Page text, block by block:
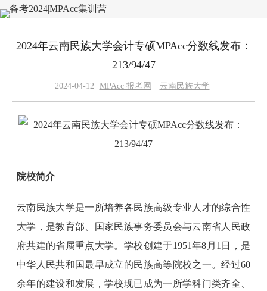
2024年云南民族大学会计专硕MPAcc分数线发布：
213/94/47
2024-04-12 MPAcc 报考网 云南民族大学
院校简介
云南民族大学是一所培养各民族高级专业人才的综合性
大学，是教育部、国家民族事务委员会与云南省人民政
府共建的省属重点大学。学校创建于1951年8月1日，是
中华人民共和国最早成立的民族高等院校之一。经过60
余年的建设和发展，学校现已成为一所学科门类齐全、